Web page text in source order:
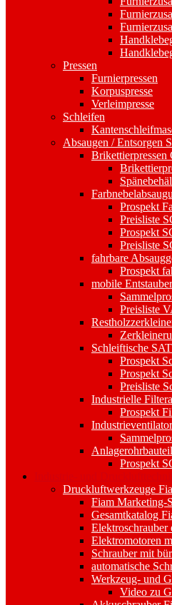
Pressen
Furnierpressen
Korpuspresse
Verleimpresse
Schleifen
Absaugen / Entsorgen
Prospekt
Preisliste
Prospekt
Preisliste
fahrbare
Prospekt
mobile
Preisliste
Schleiftische
Prospekt
Prospekt
Preisliste
Industrielle
Prospekt
Prospekt
Druckluftwerkzeuge
Fiam Marketing-
Gesamtkatalog
Elektroschrauber
Elektromotoren
Schrauber mit
automatische
Werkzeug- und
Video zu